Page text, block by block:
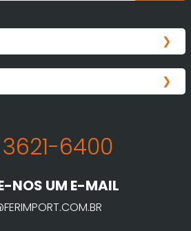
3621-6400
NOS UM E-MAIL